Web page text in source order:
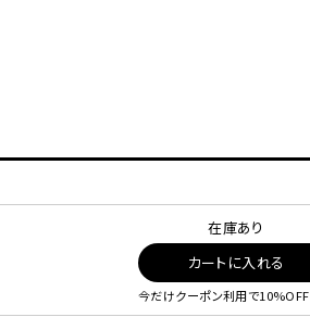
在庫あり
カートに入れる
今だけクーポン利用で10%OFF